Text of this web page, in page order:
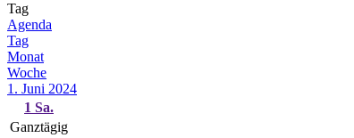
Tag
Agenda
Tag
Monat
Woche
1. Juni 2024
1 Sa.
Ganztägig